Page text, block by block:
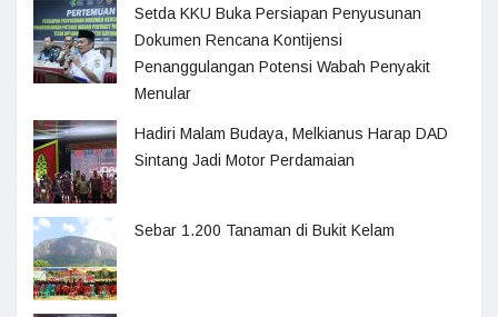
Setda KKU Buka Persiapan Penyusunan
Dokumen Rencana Kontijensi
Penanggulangan Potensi Wabah Penyakit
Menular
Hadiri Malam Budaya, Melkianus Harap DAD
Sintang Jadi Motor Perdamaian
Sebar 1.200 Tanaman di Bukit Kelam